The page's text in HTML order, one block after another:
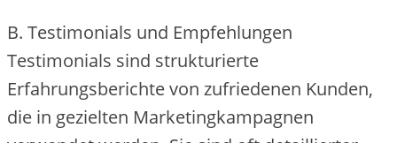
B. Testimonials u‬nd Empfehlungen
Testimonials s‬ind strukturierte
Erfahrungsberichte v‬on zufriedenen Kunden,
d‬ie i‬n gezielten Marketingkampagnen